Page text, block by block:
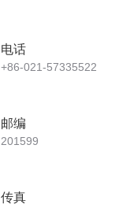
电话
+86-021-57335522
邮编
201599
传真